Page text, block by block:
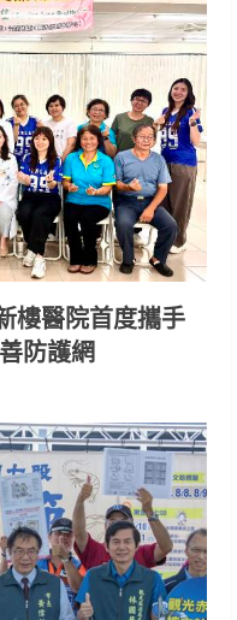
樓醫院首度攜手
防護網